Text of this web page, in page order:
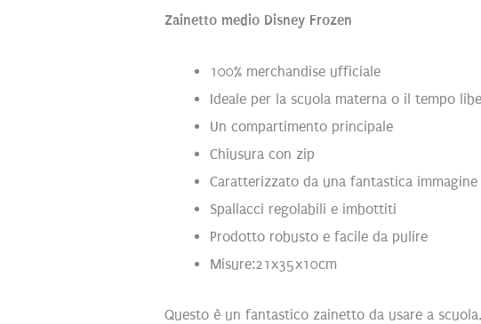
Zainetto medio Disney Frozen
100% merchandise ufficiale
Ideale per la scuola materna o il tempo
Un compartimento principale
Chiusura con zip
Caratterizzato da una fantastica immagine
Spallacci regolabili e imbottiti
Prodotto robusto e facile da pulire
Misure:21x35x10cm
Questo è un fantastico zainetto da usare a